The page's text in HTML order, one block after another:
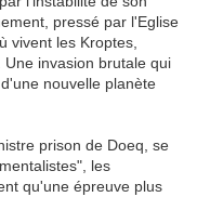
pressé par l'Eglise
vivent les Kroptes,
invasion brutale qui
nouvelle planète
prison de Doeq, se
les
qu'une épreuve plus